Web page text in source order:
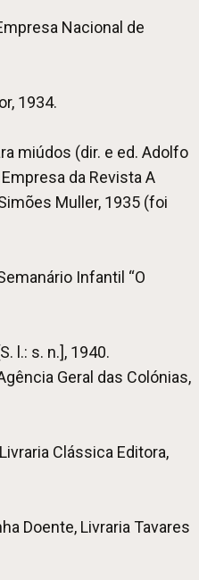
Nacional de
1934.
miúdos (dir. e ed. Adolfo
da Revista A
Muller, 1935 (foi
Infantil “O
l.: s. n.], 1940.
Geral das Colónias,
Clássica Editora,
Doente, Livraria Tavares